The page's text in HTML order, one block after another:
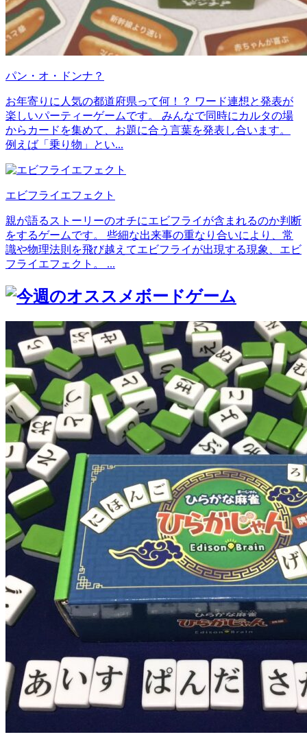
パン・オ・ドンナ？
お年寄りに人気の都道府県って何！？ ワード連想と発表が
楽しいパーティーゲームです。 みんなで同時にカルタの場
からカードを集めて、お題に合う言葉を発表し合います。
例えば「乗り物」とい...
エビフライエフェクト
親が語るストーリーのオチにエビフライが含まれるのか判断
をするゲームです。 些細な出来事の重なり合いにより、常
識や物理法則を飛び越えてエビフライが出現する現象、エビ
フライエフェクト。 ...